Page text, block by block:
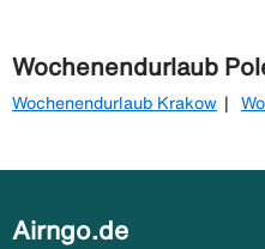
Wochenendurlaub
Wochenendurlaub Krakow
Airngo.de